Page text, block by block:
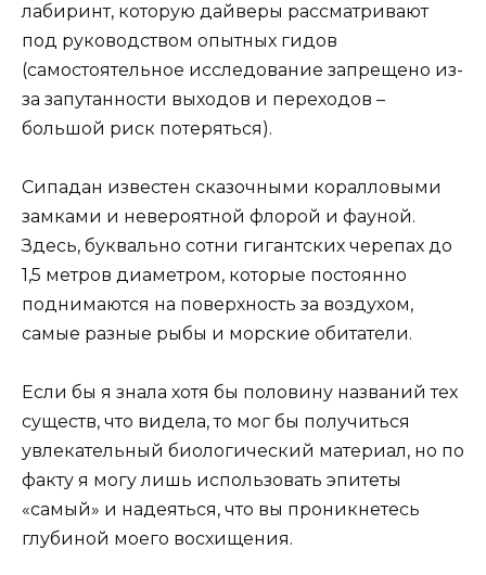
лабиринт, которую дайверы рассматривают
под руководством опытных гидов
(самостоятельное исследование запрещено из-
за запутанности выходов и переходов –
большой риск потеряться).
Сипадан известен сказочными коралловыми
замками и невероятной флорой и фауной.
Здесь, буквально сотни гигантских черепах до
1,5 метров диаметром, которые постоянно
поднимаются на поверхность за воздухом,
самые разные рыбы и морские обитатели.
Если бы я знала хотя бы половину названий тех
существ, что видела, то мог бы получиться
увлекательный биологический материал, но по
факту я могу лишь использовать эпитеты
«самый» и надеяться, что вы проникнетесь
глубиной моего восхищения.